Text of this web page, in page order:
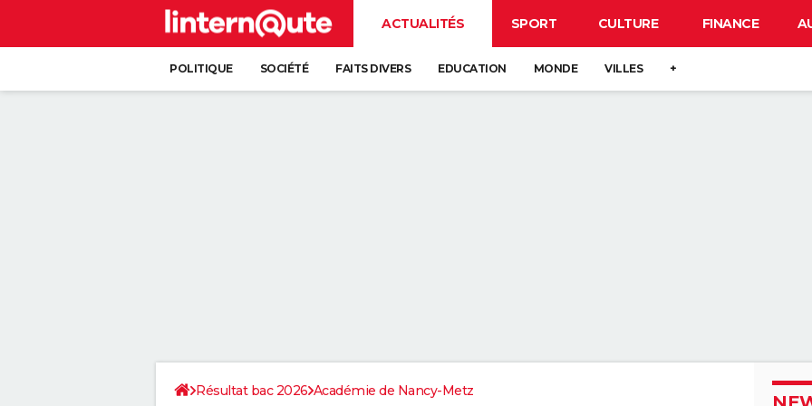
ACTUALITÉS SPORT CULTURE FINANCE
POLITIQUE SOCIÉTÉ FAITS DIVERS EDUCATION MONDE VILLES +
Résultat bac 2026 Académie de Nancy-Metz